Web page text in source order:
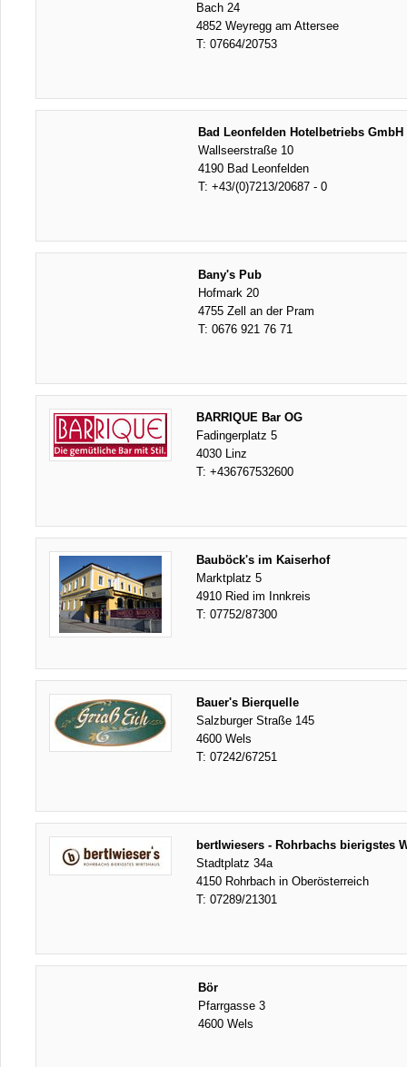
Bach 24
4852 Weyregg am Attersee
T: 07664/20753
Bad Leonfelden Hotelbetriebs GmbH
Wallseerstraße 10
4190 Bad Leonfelden
T: +43/(0)7213/20687 - 0
Bany's Pub
Hofmark 20
4755 Zell an der Pram
T: 0676 921 76 71
BARRIQUE Bar OG
Fadingerplatz 5
4030 Linz
T: +436767532600
Bauböck's im Kaiserhof
Marktplatz 5
4910 Ried im Innkreis
T: 07752/87300
Bauer's Bierquelle
Salzburger Straße 145
4600 Wels
T: 07242/67251
bertlwiesers - Rohrbachs bierigstes
Stadtplatz 34a
4150 Rohrbach in Oberösterreich
T: 07289/21301
Bör
Pfarrgasse 3
4600 Wels